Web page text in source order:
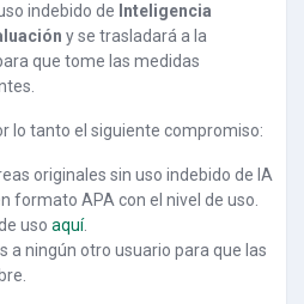
indebido de Inteligencia
y se trasladará a la
que tome las medidas
lo tanto el siguiente compromiso:
originales sin uso indebido de IA
formato APA con el nivel de uso.
uso aquí.
a ningún otro usuario para que las